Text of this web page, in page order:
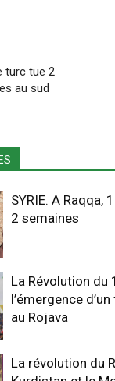
turc tue 2
au sud
SYRIE. A Raqqa,
2 semaines
La Révolution du
l’émergence
au Rojava
La révolution du